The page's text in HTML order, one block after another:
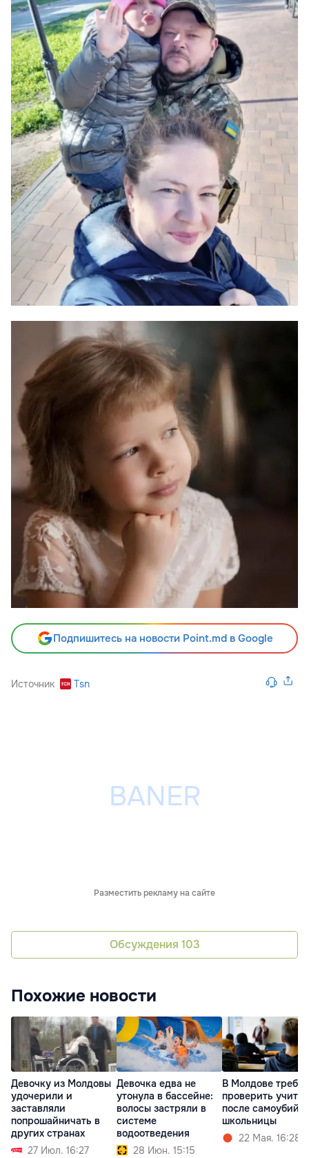
Подпишитесь на новости Point.md в Google
Источник Tsn
Разместить рекламу на сайте
Обсуждения 103
Похожие новости
Девочку из Молдовы
удочерили и
заставляли
попрошайничать в
других странах
27 Июл. 16:27
Девочка едва не
утонула в бассейне:
волосы застряли в
системе
водоотведения
28 Июн. 15:15
В Молдове
проверить
после
школьницы
22 Мая. 16:28